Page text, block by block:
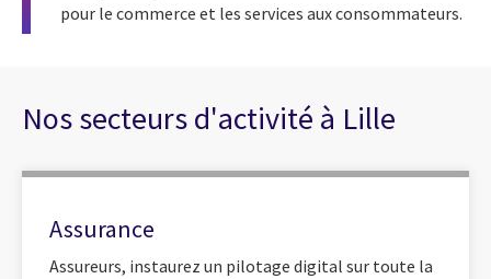
pour le commerce et les services aux consommateurs.
Nos secteurs d'activité à Lille
Assurance
Assureurs, instaurez un pilotage digital sur toute la